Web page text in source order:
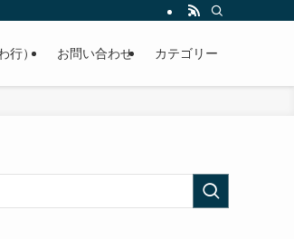
値まで紹介していきます。
行） お問い合わせ カテゴリー